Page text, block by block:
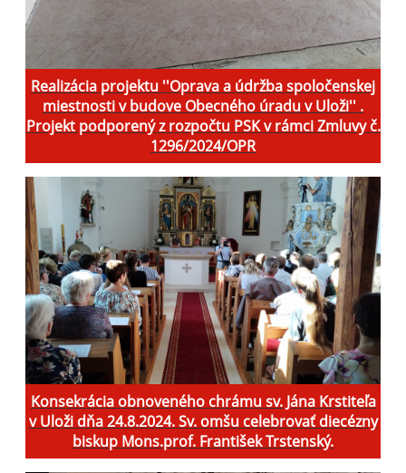
Realizácia projektu ''Oprava a údržba spoločenskej
miestnosti v budove Obecného úradu v Uloži'' .
Projekt podporený z rozpočtu PSK v rámci Zmluvy č.
1296/2024/OPR
Konsekrácia obnoveného chrámu sv. Jána Krstiteľa
v Uloži dňa 24.8.2024. Sv. omšu celebrovať diecézny
biskup Mons.prof. František Trstenský.